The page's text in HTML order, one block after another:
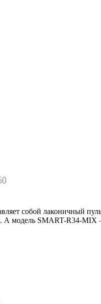
собой лаконичный
модель SMART-R34-MIX –